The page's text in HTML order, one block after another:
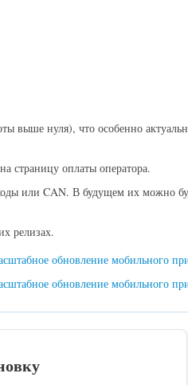
выше нуля), что особенно
страницу оплаты оператора.
или CAN. В будущем их можно
релизах.